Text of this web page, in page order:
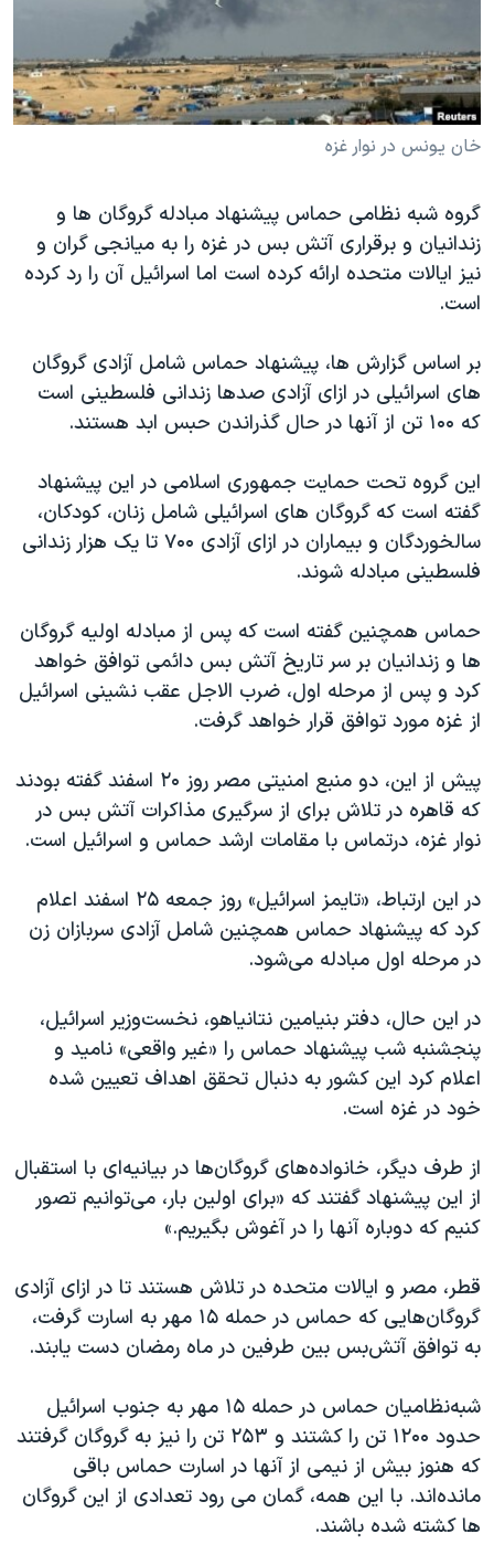
حقوق شهروندی
اقتصادی
علم و فناوری
گالری عکس
آرشیو پخش زنده
انتخابات ریاست جمهوری آمریکا ۲۰۲۴
حمله جمهوری اسلامی به اسرائیل
رمز مهسا
اعتراضات زن، زندگی، آزادی
مجموعه مستندهای دادخواهی
تریبونال مردمی آبان ۹۸
چهل سال گروگان‌گیری
قانون شفافیت دارائی کادر رهبری ایران
اسرائیل در جنگ
نرگس محمدی برنده جایزه نوبل صلح
همایش محافظه‌کاران آمریکا «سی‌پک»
سفر پرزیدنت ترامپ به چین
خان یونس در نوار غزه
گروه شبه نظامی حماس پیشنهاد مبادله گروگان ها و
زندانیان و برقراری آتش بس در غزه را به میانجی گران و
نیز ایالات متحده ارائه کرده است اما اسرائیل آن را رد کرده
است.
بر اساس گزارش ها، پیشنهاد حماس شامل آزادی گروگان
های اسرائیلی در ازای آزادی صدها زندانی فلسطینی است
که ۱۰۰ تن از آنها در حال گذراندن حبس ابد هستند.
این گروه تحت حمایت جمهوری اسلامی در این پیشنهاد
گفته است که گروگان های اسرائیلی شامل زنان، کودکان،
سالخوردگان و بیماران در ازای آزادی ۷۰۰ تا یک هزار زندانی
فلسطینی مبادله شوند.
حماس همچنین گفته است که پس از مبادله اولیه گروگان
ها و زندانیان بر سر تاریخ آتش بس دائمی توافق خواهد
کرد و پس از مرحله اول، ضرب الاجل عقب نشینی اسرائیل
از غزه مورد توافق قرار خواهد گرفت.
پیش از این، دو منبع امنیتی مصر روز ۲۰ اسفند گفته بودند
که قاهره در تلاش برای از سرگیری مذاکرات آتش بس در
نوار غزه، درتماس با مقامات ارشد حماس و اسرائیل است.
در این ارتباط، «تایمز اسرائیل» روز جمعه ۲۵ اسفند اعلام
کرد که پیشنهاد حماس همچنین شامل آزادی سربازان زن
در مرحله اول مبادله می‌شود.
در این حال، دفتر بنیامین نتانیاهو، نخست‌وزیر اسرائیل،
پنجشنبه شب پیشنهاد حماس را «غیر واقعی» نامید و
اعلام کرد این کشور به دنبال تحقق اهداف تعیین شده
خود در غزه است.
از طرف دیگر، خانواده‌های گروگان‌ها در بیانیه‌ای با استقبال
از این پیشنهاد گفتند که «برای اولین بار، می‌توانیم تصور
کنیم که دوباره آنها را در آغوش بگیریم.»
قطر، مصر و ایالات متحده در تلاش هستند تا در ازای آزادی
گروگان‌هایی که حماس در حمله ۱۵ مهر به اسارت گرفت،
به توافق آتش‌بس بین طرفین در ماه رمضان دست یابند.
شبه‌نظامیان حماس در حمله ۱۵ مهر به جنوب اسرائیل
حدود ۱۲۰۰ تن را کشتند و ۲۵۳ تن را نیز به گروگان گرفتند
که هنوز بیش از نیمی از آنها در اسارت حماس باقی
مانده‌اند. با این همه، گمان می رود تعدادی از این گروگان
ها کشته شده باشند.